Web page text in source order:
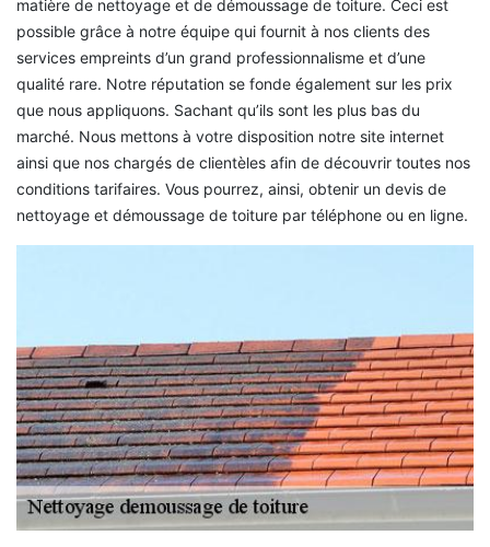
matière de nettoyage et de démoussage de toiture. Ceci est
possible grâce à notre équipe qui fournit à nos clients des
services empreints d’un grand professionnalisme et d’une
qualité rare. Notre réputation se fonde également sur les prix
que nous appliquons. Sachant qu’ils sont les plus bas du
marché. Nous mettons à votre disposition notre site internet
ainsi que nos chargés de clientèles afin de découvrir toutes nos
conditions tarifaires. Vous pourrez, ainsi, obtenir un devis de
nettoyage et démoussage de toiture par téléphone ou en ligne.